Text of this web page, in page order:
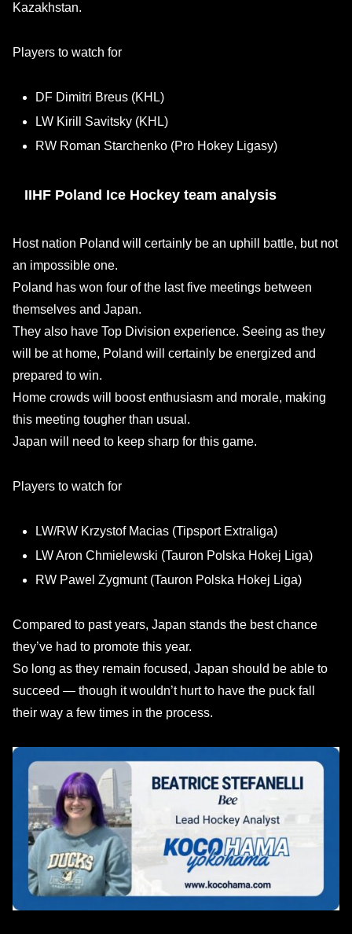
Kazakhstan.
Players to watch for
DF Dimitri Breus (KHL)
LW Kirill Savitsky (KHL)
RW Roman Starchenko (Pro Hokey Ligasy)
IIHF Poland Ice Hockey team analysis
Host nation Poland will certainly be an uphill battle, but not
an impossible one.
Poland has won four of the last five meetings between
themselves and Japan.
They also have Top Division experience. Seeing as they
will be at home, Poland will certainly be energized and
prepared to win.
Home crowds will boost enthusiasm and morale, making
this meeting tougher than usual.
Japan will need to keep sharp for this game.
Players to watch for
LW/RW Krzystof Macias (Tipsport Extraliga)
LW Aron Chmielewski (Tauron Polska Hokej Liga)
RW Pawel Zygmunt (Tauron Polska Hokej Liga)
Compared to past years, Japan stands the best chance
they’ve had to promote this year.
So long as they remain focused, Japan should be able to
succeed — though it wouldn’t hurt to have the puck fall
their way a few times in the process.